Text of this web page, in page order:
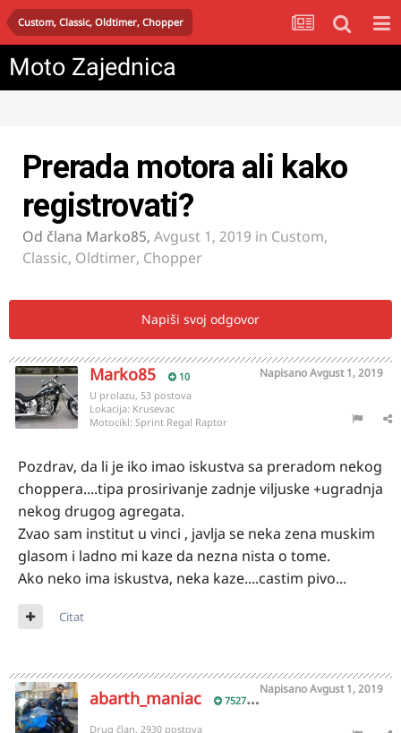
Custom, Classic, Oldtimer, Chopper
Moto Zajednica
Prerada motora ali kako
registrovati?
Od člana Marko85, Avgust 1, 2019 in Custom,
Classic, Oldtimer, Chopper
Napiši svoj odgovor
Marko85 10 NapisanoAvgust 1, 2019
U prolazu, 53 postova
Lokacija: Krusevac
Motocikl: Sprint Regal Raptor
Pozdrav, da li je iko imao iskustva sa preradom nekog
choppera....tipa prosirivanje zadnje viljuske +ugradnja
nekog drugog agregata.
Zvao sam institut u vinci , javlja se neka zena muskim
glasom i ladno mi kaze da nezna nista o tome.
Ako neko ima iskustva, neka kaze....castim pivo...
Citat
abarth_maniac 7527
NapisanoAvgust 1, 2019
Drug član, 2930 postova